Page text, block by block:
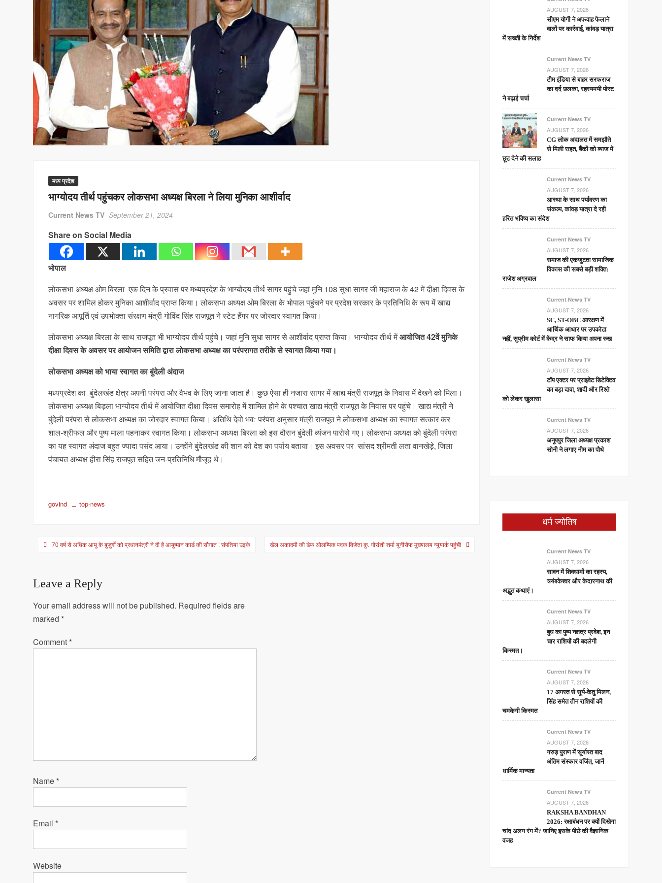
मध्य प्रदेश
भाग्योदय तीर्थ पहुंचकर लोकसभा अध्यक्ष बिरला ने लिया मुनिका आशीर्वाद
Current News TV September 21, 2024
Share on Social Media
भोपाल
लोकसभा अध्यक्ष ओम बिरला एक दिन के प्रवास पर मध्यप्रदेश के भाग्योदय तीर्थ सागर पहुंचे जहां मुनि 108 सुधा सागर जी महाराज के 42 में दीक्षा दिवस के
अवसर पर शामिल होकर मुनिका आशीर्वाद प्राप्त किया। लोकसभा अध्यक्ष ओम बिरला के भोपाल पहुंचने पर प्रदेश सरकार के प्रतिनिधि के रूप में खाद्य
नागरिक आपूर्ति एवं उपभोक्ता संरक्षण मंत्री गोविंद सिंह राजपूत ने स्टेट हैंगर पर जोरदार स्वागत किया।
लोकसभा अध्यक्ष बिरला के साथ राजपूत भी भाग्योदय तीर्थ पहुंचे। जहां मुनि सुधा सागर से आशीर्वाद प्राप्त किया। भाग्योदय तीर्थ मेंआयोजित 42वें मुनिके
दीक्षा दिवस के अवसर पर आयोजन समिति द्वारा लोकसभा अध्यक्ष का परंपरागत तरीके से स्वागत किया गया।
लोकसभा अध्यक्ष को भाया स्वागत का बुंदेली अंदाज
मध्यप्रदेश का बुंदेलखंड क्षेत्र अपनी परंपरा और वैभव के लिए जाना जाता है। कुछ ऐसा ही नजारा सागर में खाद्य मंत्री राजपूत के निवास में देखने को मिला।
लोकसभा अध्यक्ष बिड़ला भाग्योदय तीर्थ में आयोजित दीक्षा दिवस समारोह में शामिल होने के पश्चात खाद्य मंत्री राजपूत के निवास पर पहुंचे। खाद्य मंत्री ने
बुंदेली परंपरा से लोकसभा अध्यक्ष का जोरदार स्वागत किया। अतिथि देवो भवः परंपरा अनुसार मंत्री राजपूत ने लोकसभा अध्यक्ष का स्वागत सत्कार कर
शाल-श्रीफल और पुष्प माला पहनाकर स्वागत किया। लोकसभा अध्यक्ष बिरला को इस दौरान बुंदेली व्यंजन पारोसे गए। लोकसभा अध्यक्ष को बुंदेली परंपरा
का यह स्वागत अंदाज बहुत ज्यादा पसंद आया। उन्होंने बुंदेलखंड की शान को देश का पर्याय बताया। इस अवसर पर सांसद श्रीमती लता वानखेड़े, जिला
पंचायत अध्यक्ष हीरा सिंह राजपूत सहित जन-प्रतिनिधि मौजूद थे।
govind top-news
Post70 वर्ष से अधिक आयु के बुजुर्गों को प्रधानमंत्री ने दी है आयुष्मान कार्ड की सौगात : संपतिया उइके खेल अकादमी की डेफ ओलम्पिक पदक विजेता कु. गौरांशी शर्मा यूनीसेफ मुख्यालय न्यूयार्क पहुंची
Leave a Reply
Your email address will not be published. Required fields are
marked *
Comment *
Name *
Email *
Website
AUGUST 7, 2026
सीएम योगी ने अफवाह फैलाने
वालों पर कार्रवाई, कांवड़ यात्रा
में सख्ती के निर्देश
Current News TV
AUGUST 7, 2026
टीम इंडिया से बाहर सरफराज
का दर्द छलका, रहस्यमयी पोस्ट
ने बढ़ाई चर्चा
Current News TV
AUGUST 7, 2026
CG लोक अदालत में समझौते
से मिली राहत, बैंकों को ब्याज में
छूट देने की सलाह
Current News TV
AUGUST 7, 2026
आस्था के साथ पर्यावरण का
संकल्प, कांवड़ यात्रा दे रही
हरित भविष्य का संदेश
Current News TV
AUGUST 7, 2026
समाज की एकजुटता सामाजिक
विकास की सबसे बड़ी शक्ति:
राजेश अग्रवाल
Current News TV
AUGUST 7, 2026
SC, ST-OBC आरक्षण में
आर्थिक आधार पर उपकोटा
नहीं, सुप्रीम कोर्ट में केंद्र ने साफ किया अपना रुख
Current News TV
AUGUST 7, 2026
टॉप एक्टर पर प्राइवेट डिटेक्टिव
का बड़ा दावा, शादी और रिश्ते
को लेकर खुलासा
Current News TV
AUGUST 7, 2026
अनूपपुर जिला अध्यक्ष प्रकाश
सोनी ने लगाए नीम का पौधे
धर्म ज्योतिष
Current News TV
AUGUST 7, 2026
सावन में शिवधामों का रहस्य,
त्र्यंबकेश्वर और केदारनाथ की
अद्भुत कथाएं।
Current News TV
AUGUST 7, 2026
बुध का पुष्य नक्षत्र प्रवेश, इन
चार राशियों की बदलेगी
किस्मत।
Current News TV
AUGUST 7, 2026
17 अगस्त से सूर्य-केतु मिलन,
सिंह समेत तीन राशियों की
चमकेगी किस्मत
Current News TV
AUGUST 7, 2026
गरुड़ पुराण में सूर्यास्त बाद
अंतिम संस्कार वर्जित, जानें
धार्मिक मान्यता
Current News TV
AUGUST 7, 2026
RAKSHA BANDHAN
2026: रक्षाबंधन पर क्यों दिखेगा
चांद अलग रंग में? जानिए इसके पीछे की वैज्ञानिक
वजह